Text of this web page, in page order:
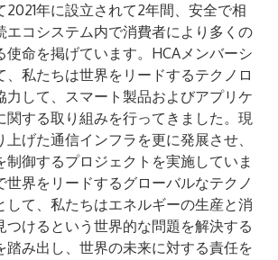
2021年に設立されて2年間、安全で相
エコシステム内で消費者により多くの
使命を掲げています。HCAメンバーシ
、私たちは世界をリードするテクノロ
力して、スマート製品およびアプリケ
関する取り組みを行ってきました。現
げた通信インフラを更に発展させ、
制御するプロジェクトを実施していま
世界をリードするグローバルなテクノ
して、私たちはエネルギーの生産と消
つけるという世界的な問題を解決する
踏み出し、世界の未来に対する責任を